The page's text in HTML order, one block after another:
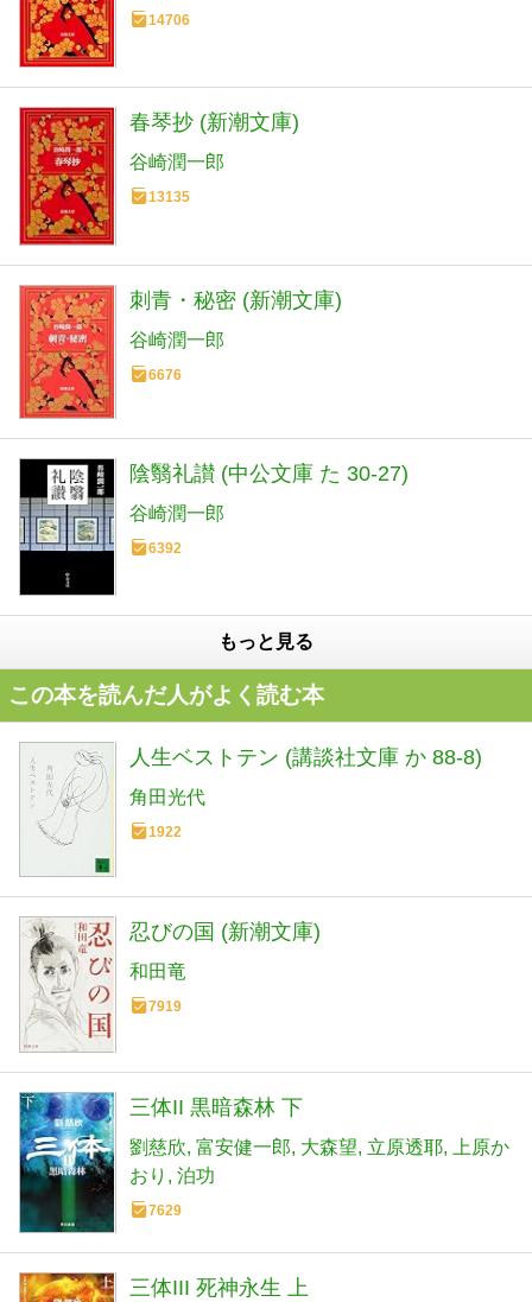
14706
春琴抄 (新潮文庫)
谷崎潤一郎
13135
刺青・秘密 (新潮文庫)
谷崎潤一郎
6676
陰翳礼讃 (中公文庫 た 30-27)
谷崎潤一郎
6392
もっと見る
この本を読んだ人がよく読む本
人生ベストテン (講談社文庫 か 88-8)
角田光代
1922
忍びの国 (新潮文庫)
和田竜
7919
三体II 黒暗森林 下
劉慈欣 富安健一郎 大森望 立原透耶
上原か
おり
泊功
7629
三体III 死神永生 上